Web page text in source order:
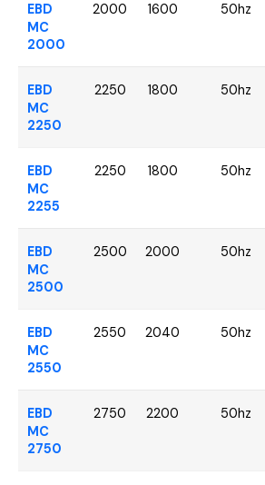
EBD
MC
2000
2000 1600 50hz
EBD
MC
2250
2250 1800 50hz
EBD
MC
2255
2250 1800 50hz
EBD
MC
2500
2500 2000 50hz
EBD
MC
2550
2550 2040 50hz
EBD
MC
2750
2750 2200 50hz